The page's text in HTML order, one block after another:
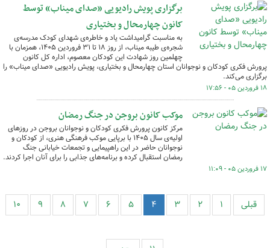
برگزاری پویش رادیویی «صدای میناب» توسط
کانون چهارمحال و بختیاری
به مناسبت گرامیداشت یاد و خاطره‌ی شهدای کودک مدرسه‌ی
شجره‌ی طیبه میناب، از روز ۱۸ تا ۳۱ فروردین ۱۴۰۵، همزمان با
چهلمین روز شهادت این کودکان معصوم، اداره کل کانون
پرورش فکری کودکان و نوجوانان استان چهارمحال و بختیاری، پویش رادیویی «صدای میناب» را
برگزاری می‌کند.
۱۸ فروردین ۰۵ - ۱۷:۵۶
موکب کانون بروجن در جنگ رمضان
مرکز کانون پرورش فکری کودکان و نوجوانان بروجن در روزهای
اولیه‌ی سال ۱۴۰۵ با برپایی موکب فرهنگی هنری، از کودکان و
نوجوانان حاضر در این راهپیمایی و تجمعات خیابانی جنگ
رمضان استقبال کرده و برنامه‌های جذابی را برای آنان اجرا کردند.
۱۷ فروردین ۰۵ - ۱۱:۰۹
قبلی ۱ ۲ ۳ ۴ ۵ ۶ ۷ ۸ ۹ ۱۰